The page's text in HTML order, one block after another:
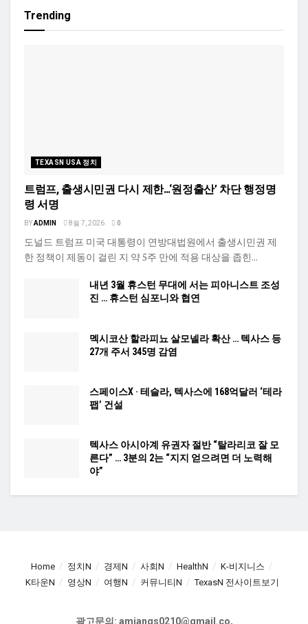
Trending
TEXASN USA 정치
트럼프, 출생시민권 다시 제한…‘원정출산’ 차단 행정명
령 서명
BYADMIN 8월 7, 2026 0
도널드 트럼프 미국 대통령이 연방대법원에서 출생시민권 제
한 정책이 제동이 걸린 지 약 5주 만에 적용 대상을 좁힌...
내년 3월 휴스턴 무대에 서는 피아니스트 조성
진 … 휴스턴 심포니와 협연
멕시코산 할라피뇨 살모넬라 확산 … 텍사스 등
27개 주서 345명 감염
스페이스X · 테슬라, 텍사스에 168억달러 ‘테라
팹’ 건설
텍사스 아시아계 유권자 절반 “탈라리코 잘 모
른다” … 3분의 2는 “지지 얻으려면 더 노력해
야”
Home 정치N 경제N 사회N HealthN
K-비지니스
K타운N
영상N 여행N 커뮤니티N TexasN 전사이트보기
광고문의: amiangs0210@gmail.co,